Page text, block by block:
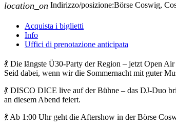
location_on Indirizzo/posizione:Börse Coswig,
Acquista i biglietti
Info
Uffici di prenotazione anticipata
💃 Die längste Ü30-Party der Region – jetzt Open
Seid dabei, wenn wir die Sommernacht mit guter
💃 DISCO DICE live auf der Bühne – das DJ-Duo
an diesem Abend feiert.
💃 Ab 1:00 Uhr geht die Aftershow in der Börse